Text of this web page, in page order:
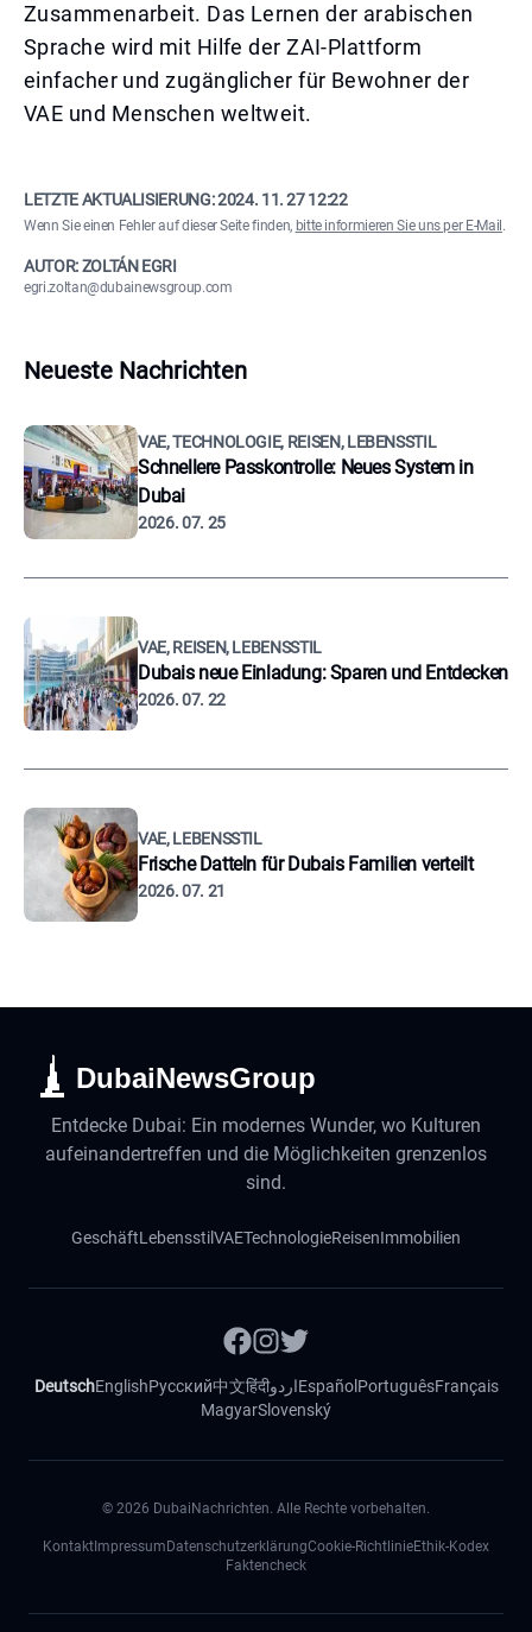
Zusammenarbeit. Das Lernen der arabischen
Sprache wird mit Hilfe der ZAI-Plattform
einfacher und zugänglicher für Bewohner der
VAE und Menschen weltweit.
LETZTE AKTUALISIERUNG:2024. 11. 27 12:22
Wenn Sie einen Fehler auf dieser Seite finden, bitte informieren Sie uns per E-Mail .
AUTOR: ZOLTÁN EGRI
egri.zoltan@dubainewsgroup.com
Neueste Nachrichten
VAE, TECHNOLOGIE, REISEN, LEBENSSTIL
Schnellere Passkontrolle: Neues System in
Dubai
2026. 07. 25
VAE, REISEN, LEBENSSTIL
Dubais neue Einladung: Sparen und Entdecken
2026. 07. 22
VAE, LEBENSSTIL
Frische Datteln für Dubais Familien verteilt
2026. 07. 21
DubaiNewsGroup
Entdecke Dubai: Ein modernes Wunder, wo Kulturen
aufeinandertreffen und die Möglichkeiten grenzenlos
sind.
GeschäftLebensstilVAETechnologieReisenImmobilien
DeutschEnglishРусский中文हिंदीاردوEspañol PortuguêsFrançais
MagyarSlovenský
© 2026 DubaiNachrichten. Alle Rechte vorbehalten.
Kontakt Impressum DatenschutzerklärungCookie-RichtlinieEthik-Kodex
Faktencheck